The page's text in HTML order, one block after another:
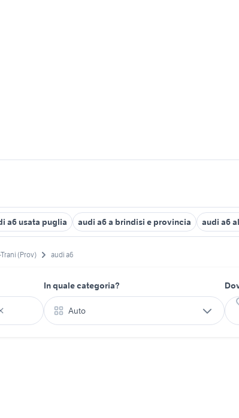
a6 usata puglia audi a6 a brindisi e provincia audi a6
(Prov) audi a6
In quale categoria?
Auto